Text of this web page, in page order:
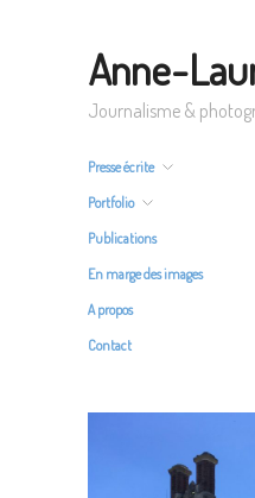
Anne-
Journalisme &
Presse écrite
Portfolio
Publications
En marge des images
A propos
Contact